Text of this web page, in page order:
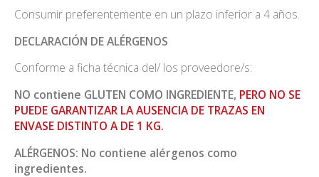
Consumir preferentemente en un plazo inferior a 4 años.
DECLARACIÓN DE ALÉRGENOS
Conforme a ficha técnica del/ los proveedore/s:
NO contiene GLUTEN COMO INGREDIENTE, PERO NO SE
PUEDE GARANTIZAR LA AUSENCIA DE TRAZAS EN
ENVASE DISTINTO A DE 1 KG.
ALÉRGENOS: No contiene alérgenos como
ingredientes.